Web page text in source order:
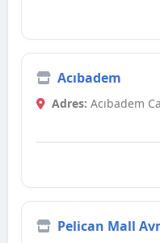
Acıbadem
Adres: Acıbadem
Pelican Mall